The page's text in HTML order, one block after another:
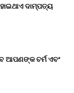
ଦାମ୍ପତ୍ୟ
ଆପଣଙ୍କ ଚର୍ମ ଏବଂ